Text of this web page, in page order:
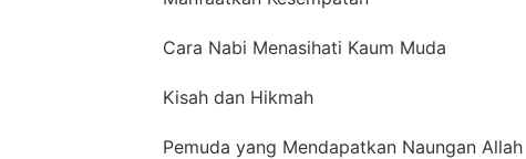
Cara Nabi Menasihati Kaum Muda
Kisah dan Hikmah
Pemuda yang Mendapatkan Naungan Allah